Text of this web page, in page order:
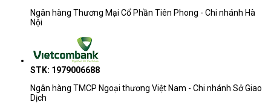
Ngân hàng Thương Mại Cổ Phần Tiên Phong - Chi nhánh Hà
Nội
STK: 1979006688
Ngân hàng TMCP Ngoại thương Việt Nam - Chi nhánh Sở Giao
Dịch